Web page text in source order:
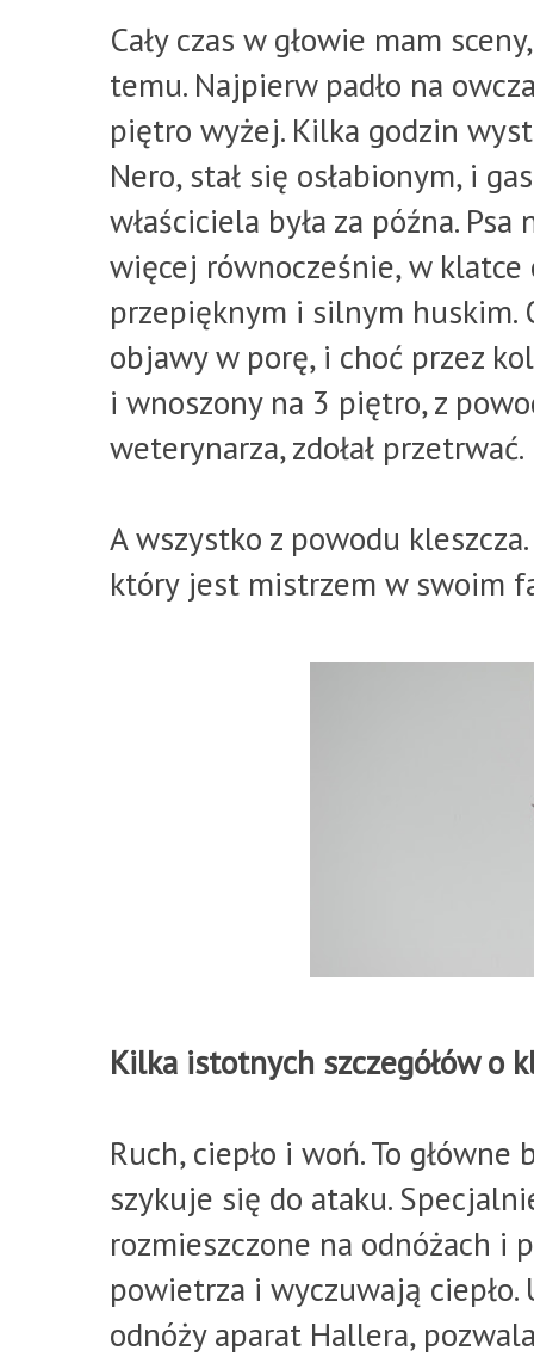
Cały czas w głowie mam
temu. Najpierw padło na
piętro wyżej. Kilka godzin
Nero, stał się osłabionym, i
właściciela była za późna.
więcej równocześnie, w klatce
przepięknym i silnym huskim.
objawy w porę, i choć przez
i wnoszony na 3 piętro, z
weterynarza, zdołał przetrwać.
A wszystko z powodu
który jest mistrzem w swoim
Kilka istotnych szczegółów o
Ruch, ciepło i woń. To
szykuje się do ataku.
rozmieszczone na odnóżach i
powietrza i wyczuwają
odnóży aparat Hallera,